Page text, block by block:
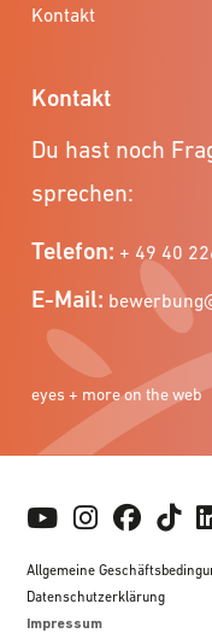
Kontakt
Kontakt
Du hast noch
sprechen:
Telefon: + 49 40
E-Mail:
eyes + more on the web
Allgemeine
Datenschutzerklärung
Impressum